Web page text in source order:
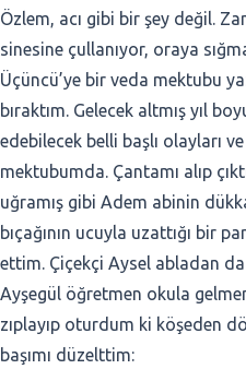
Özlem, acı gibi bir şey değil.
sinesine çullanıyor, oraya
Üçüncü’ye bir veda mektubu
bıraktım. Gelecek altmış yıl
edebilecek belli başlı olayları
mektubumda. Çantamı alıp
uğramış gibi Adem abinin
bıçağının ucuyla uzattığı bir
ettim. Çiçekçi Aysel abladan
Ayşegül öğretmen okula
zıplayıp oturdum ki köşeden
başımı düzelttim: